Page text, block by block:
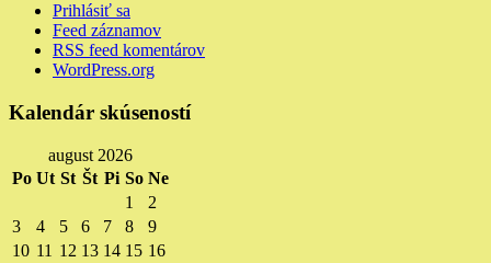
Prihlásiť sa
Feed záznamov
RSS feed komentárov
WordPress.org
Kalendár skúseností
august 2026
Po Ut St Št Pi So Ne
1
2
3
4 5 6 7 8
9
10 11 12 13 14 15 16